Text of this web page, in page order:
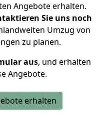
Angebote erhalten.
Sie uns noch
Umzug von
zu planen.
aus, und erhalten
Angebote.
erhalten